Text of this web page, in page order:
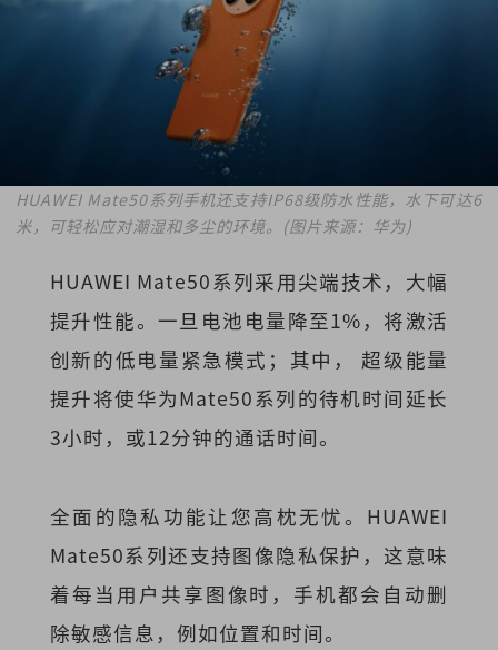
HUAWEI Mate50系列手机还支持IP68级防水性能，水下可达6
米，可轻松应对潮湿和多尘的环境。(图片来源：华为)
HUAWEI Mate50系列采用尖端技术，大幅
提升性能。一旦电池电量降至1%，将激活
创新的低电量紧急模式；其中， 超级能量
提升将使华为Mate50系列的待机时间延长
3小时，或12分钟的通话时间。
全面的隐私功能让您高枕无忧。HUAWEI
Mate50系列还支持图像隐私保护，这意味
着每当用户共享图像时，手机都会自动删
除敏感信息，例如位置和时间。